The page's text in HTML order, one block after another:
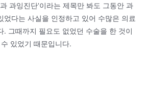
과잉진단’이라는 제목만 봐도 그동안 과
었다는 사실을 인정하고 있어 수많은 의료
. 그때까지 필요도 없었던 수술을 한 것이
있었기 때문입니다.